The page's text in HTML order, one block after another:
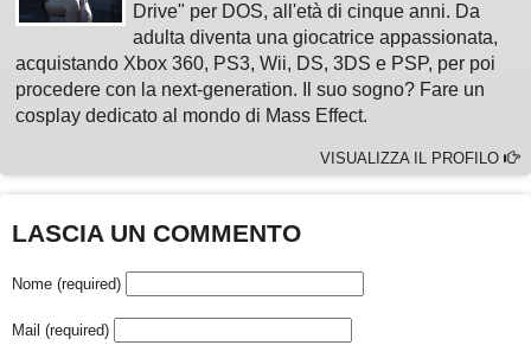
Drive" per DOS, all'età di cinque anni. Da
adulta diventa una giocatrice appassionata,
acquistando Xbox 360, PS3, Wii, DS, 3DS e PSP, per poi
procedere con la next-generation. Il suo sogno? Fare un
cosplay dedicato al mondo di Mass Effect.
VISUALIZZA IL PROFILO
LASCIA UN COMMENTO
Nome (required)
Mail (required)